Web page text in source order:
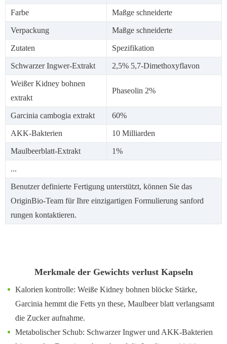
Farbe Maßge schneiderte
Verpackung Maßge schneiderte
Zutaten Spezifikation
Schwarzer Ingwer-Extrakt 2,5% 5,7-Dimethoxyflavon
Weißer Kidney bohnen
extrakt
Phaseolin 2%
Garcinia cambogia extrakt 60%
AKK-Bakterien 10 Milliarden
Maulbeerblatt-Extrakt 1%
...
Benutzer definierte Fertigung unterstützt, können Sie das
OriginBio-Team für Ihre einzigartigen Formulierung sanford
rungen kontaktieren.
Merkmale der Gewichts verlust Kapseln
Kalorien kontrolle: Weiße Kidney bohnen blöcke Stärke,
Garcinia hemmt die Fetts yn these, Maulbeer blatt verlangsamt
die Zucker aufnahme.
Metabolischer Schub: Schwarzer Ingwer und AKK-Bakterien